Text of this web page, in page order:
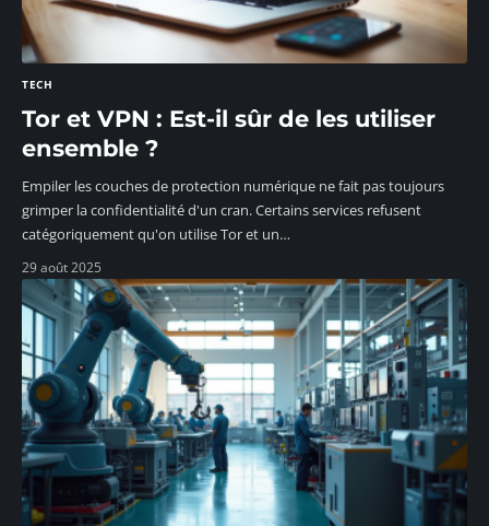
TECH
Tor et VPN : Est-il sûr de les utiliser
ensemble ?
Empiler les couches de protection numérique ne fait pas toujours
grimper la confidentialité d'un cran. Certains services refusent
catégoriquement qu'on utilise Tor et un…
29 août 2025